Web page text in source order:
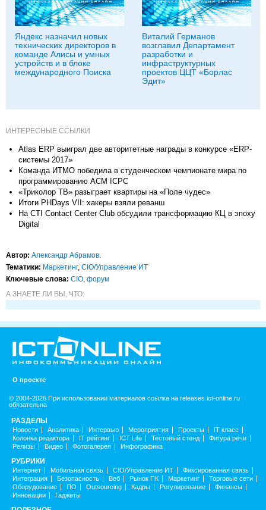
Яндекс назначил новых
технических директоров в
команде Алисы и умных
устройств и в блоке
международного Поиска
Виталий Германов
возглавил Департамент
разработки и
инфраструктурных
проектов ЦЦТ «Борлас
Эдит»
ИНТЕРЕСНЫЕ ССЫЛКИ
Atlas ERP выиграл две авторитетные награды в конкурсе «ERP-
системы 2017»
Команда ИТМО победила в студенческом чемпионате мира по
программированию ACM ICPC
«Триколор ТВ» разыграет квартиры на «Поле чудес»
Итоги PHDays VII: хакеры взяли реванш
На CTI Contact Center Club обсудили трансформацию КЦ в эпоху
Digital
Автор: Александр Абрамов.
Тематики: Маркетинг, CIO/Управление ИТ
Ключевые слова: CIO, форум
А ЗНАЕТЕ ЛИ ВЫ, ЧТО:
О проекте
© 2004-2026 При использовании материалов ссылка на releases.ict-online.ru
обязательна
РАЗДЕЛЫ
Новости Аналитика Интервью Мероприятия Проекты
IT класс
Колонка редактора
IT рейтинг ICT Life Тестовый стенд
Фигура речи
Релизы
Видео Фотогалерея Инфографика
РУБРИКИ
Интернет Мобильная связь CIO/Управление ИТ
Фиксированная связь
Интеграция
Безопасность Веб Рынок ПК Маркетинг
Торговые сети
Оборудование
ПО Outsourcing Кадры Регулирование
Финансы
Инновации
Гаджеты